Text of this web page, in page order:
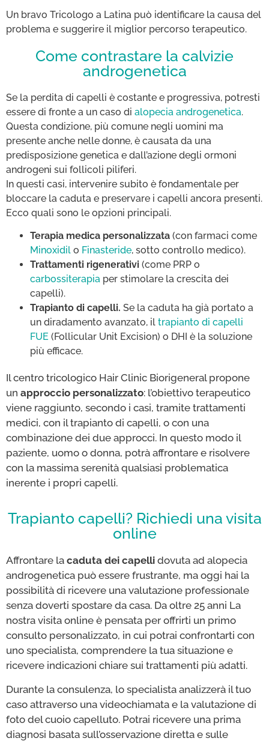
Un bravo Tricologo a Latina può identificare la causa del
problema e suggerire il miglior percorso terapeutico.
Come contrastare la calvizie
androgenetica
Se la perdita di capelli è costante e progressiva, potresti
essere di fronte a un caso di alopecia androgenetica.
Questa condizione, più comune negli uomini ma
presente anche nelle donne, è causata da una
predisposizione genetica e dall’azione degli ormoni
androgeni sui follicoli piliferi.
In questi casi, intervenire subito è fondamentale per
bloccare la caduta e preservare i capelli ancora presenti.
Ecco quali sono le opzioni principali.
Terapia medica personalizzata (con farmaci come
Minoxidil o Finasteride, sotto controllo medico).
Trattamenti rigenerativi (come PRP o
carbossiterapia per stimolare la crescita dei
capelli).
Trapianto di capelli. Se la caduta ha già portato a
un diradamento avanzato, il trapianto di capelli
FUE (Follicular Unit Excision) o DHI è la soluzione
più efficace.
Il centro tricologico Hair Clinic Biorigeneral propone
un approccio personalizzato: l’obiettivo terapeutico
viene raggiunto, secondo i casi, tramite trattamenti
medici, con il trapianto di capelli, o con una
combinazione dei due approcci. In questo modo il
paziente, uomo o donna, potrà affrontare e risolvere
con la massima serenità qualsiasi problematica
inerente i propri capelli.
Trapianto capelli? Richiedi una visita
online
Affrontare la caduta dei capelli dovuta ad alopecia
androgenetica può essere frustrante, ma oggi hai la
possibilità di ricevere una valutazione professionale
senza doverti spostare da casa. Da oltre 25 anni La
nostra visita online è pensata per offrirti un primo
consulto personalizzato, in cui potrai confrontarti con
uno specialista, comprendere la tua situazione e
ricevere indicazioni chiare sui trattamenti più adatti.
Durante la consulenza, lo specialista analizzerà il tuo
caso attraverso una videochiamata e la valutazione di
foto del cuoio capelluto. Potrai ricevere una prima
diagnosi basata sull’osservazione diretta e sulle